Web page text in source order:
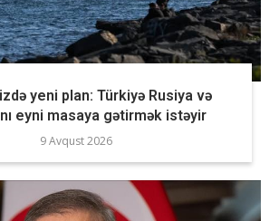
yeni plan: Türkiyə Rusiya və
eyni masaya gətirmək istəyir
9 Avqust 2026